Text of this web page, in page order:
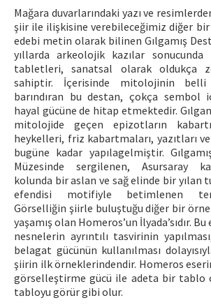
Mağara duvarlarındaki yazı ve
şiir ile ilişkisine verebileceğimiz diğer bir
edebi metin olarak bilinen Gılgamış
yıllarda arkeolojik kazılar sonucunda
tabletleri, sanatsal olarak oldukça
sahiptir. İçerisinde mitolojinin belli
barındıran bu destan, çokça sembol
hayal gücüne de hitap etmektedir.
mitolojide geçen epizotların
heykelleri, friz kabartmaları, yazıtları
bugüne kadar yapılagelmiştir.
Müzesinde sergilenen, Asursaray
kolunda bir aslan ve sağ elinde bir yılan
efendisi motifiyle betimlenen
Görselliğin şiirle buluştuğu diğer bir
yaşamış olan Homeros’un İlyada’sıdır.
nesnelerin ayrıntılı tasvirinin
belagat gücünün kullanılması
şiirin ilk örneklerindendir. Homeros
görselleştirme gücü ile adeta bir tablo
tabloyu görür gibi olur.